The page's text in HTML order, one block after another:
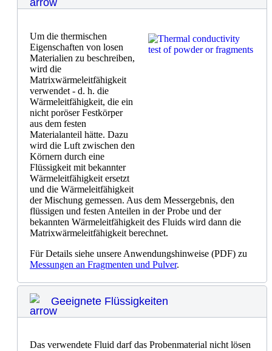
Um die thermischen
Eigenschaften von losen
Materialien zu beschreiben,
wird die
Matrixwärmeleitfähigkeit
verwendet - d. h. die
Wärmeleitfähigkeit, die ein
nicht poröser Festkörper
aus dem festen
Materialanteil hätte. Dazu
wird die Luft zwischen den
Körnern durch eine
Flüssigkeit mit bekannter
Wärmeleitfähigkeit ersetzt
und die Wärmeleitfähigkeit
der Mischung gemessen. Aus dem Messergebnis, den
flüssigen und festen Anteilen in der Probe und der
bekannten Wärmeleitfähigkeit des Fluids wird dann die
Matrixwärmeleitfähigkeit berechnet.
Für Details siehe unsere Anwendungshinweise (PDF) zu
Messungen an Fragmenten und Pulver.
Geeignete Flüssigkeiten
Das verwendete Fluid darf das Probenmaterial nicht lösen